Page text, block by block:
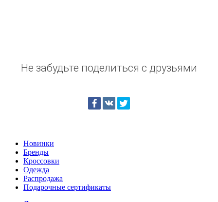
Не забудьте поделиться с друзьями
Новинки
Бренды
Кроссовки
Одежда
Распродажа
Подарочные сертификаты